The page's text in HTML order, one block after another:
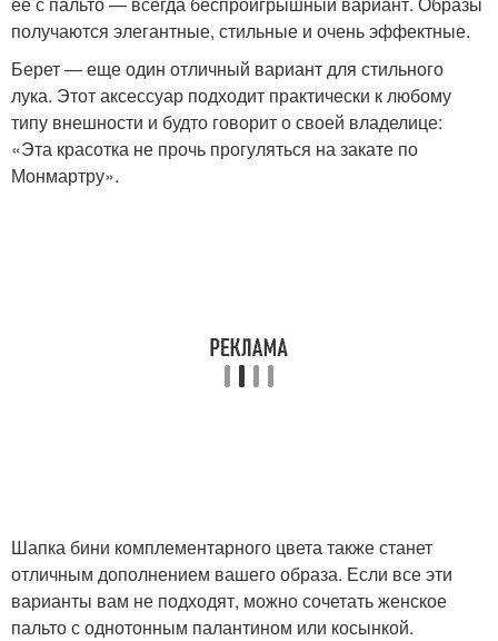
получаются элегантные, стильные и очень эффектные.
Берет — еще один отличный вариант для стильного
лука. Этот аксессуар подходит практически к любому
типу внешности и будто говорит о своей владелице:
«Эта красотка не прочь прогуляться на закате по
Монмартру».
Шапка бини комплементарного цвета также станет
отличным дополнением вашего образа. Если все эти
варианты вам не подходят, можно сочетать женское
пальто с однотонным палантином или косынкой.